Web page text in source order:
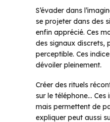
S’évader dans
se projeter dans des
enfin apprécié. Ces
des signaux discrets,
perceptible. Ces
dévoiler pleinement.
Créer des rituels
sur le téléphone…
mais permettent de
expliquer peut aussi